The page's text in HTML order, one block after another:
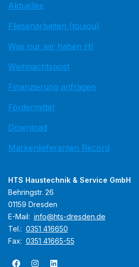
Aktuelles
Fliesenarbeiten (toujou)
Was nur wir haben HI
Weihnachtspost
Finanzierung anfragen
Fördermittel
Download
Markenlieferanten Record
HTS Haustechnik & Service GmbH
Behringstr. 26
01159 Dresden
E-Mail: info@hts-dresden.de
Tel.: 0351 416650
Fax: 0351 41665-55